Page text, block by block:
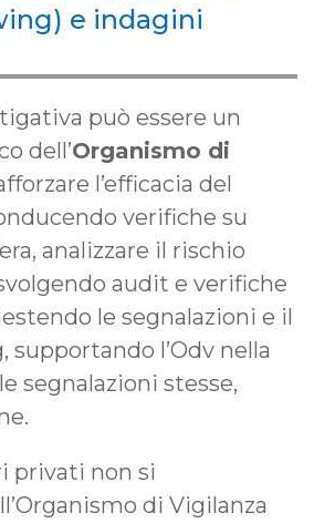
e indagini
può essere un
dell’Organismo di
l’efficacia del
verifiche su
analizzare il rischio
audit e verifiche
le segnalazioni e il
l’Odv nella
segnalazioni stesse,
privati non si
di Vigilanza